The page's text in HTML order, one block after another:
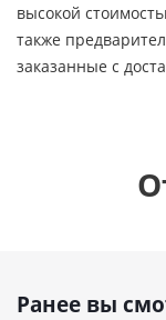
высокой
также
заказанные с
Ранее вы